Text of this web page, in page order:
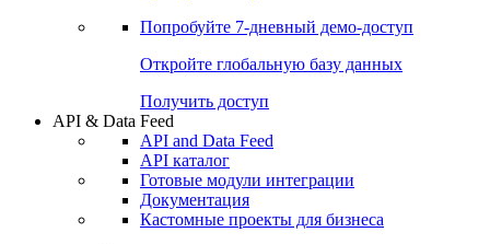
Попробуйте 7-дневный демо-доступ
Откройте глобальную базу данных
Получить доступ
API & Data Feed
API and Data Feed
API каталог
Готовые модули интеграции
Документация
Кастомные проекты для бизнеса